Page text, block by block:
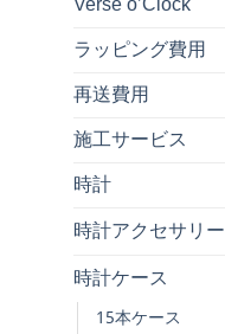
ラッピング費用
再送費用
施工サービス
時計
時計アクセサリー
時計ケース
15本ケース